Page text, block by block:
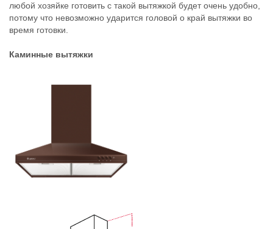
любой хозяйке готовить с такой вытяжкой будет очень удобно,
потому что невозможно ударится головой о край вытяжки во
время готовки.
Каминные вытяжки